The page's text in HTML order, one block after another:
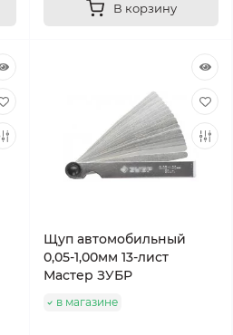
В корзину
Щуп автомобильный
0,05-1,00мм 13-лист
Мастер ЗУБР
в магазине